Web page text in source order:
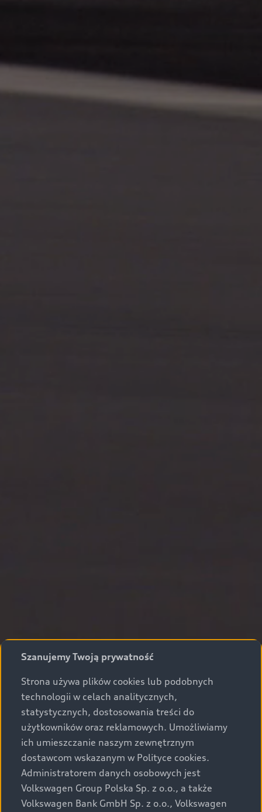
Szanujemy Twoją prywatność
Strona używa plików cookies lub podobnych
technologii w celach analitycznych,
statystycznych, dostosowania treści do
użytkowników oraz reklamowych. Umożliwiamy
ich umieszczanie naszym zewnętrznym
dostawcom wskazanym w Polityce cookies.
Administratorem danych osobowych jest
Volkswagen Group Polska Sp. z o.o., a także
Volkswagen Bank GmbH Sp. z o.o., Volkswagen